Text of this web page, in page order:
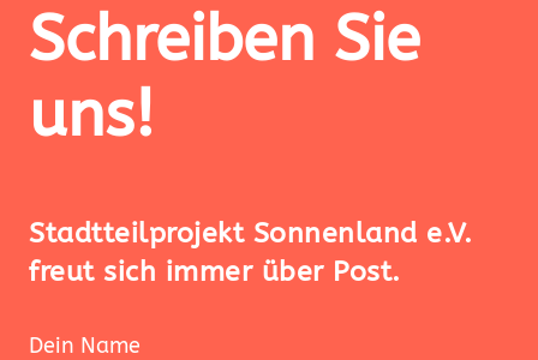
Schreiben Sie
uns!
Stadtteilprojekt Sonnenland e.V.
freut sich immer über Post.
Dein Name